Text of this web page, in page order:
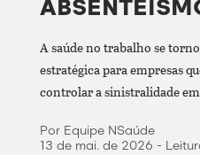
A saúde no trabalho se
estratégica para empresas
controlar a sinistralidade
Por Equipe NSaúde
13 de mai. de 2026 -